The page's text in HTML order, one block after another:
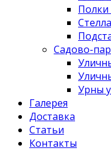
Садово-
Урны
Галерея
Доставка
Статьи
Контакты